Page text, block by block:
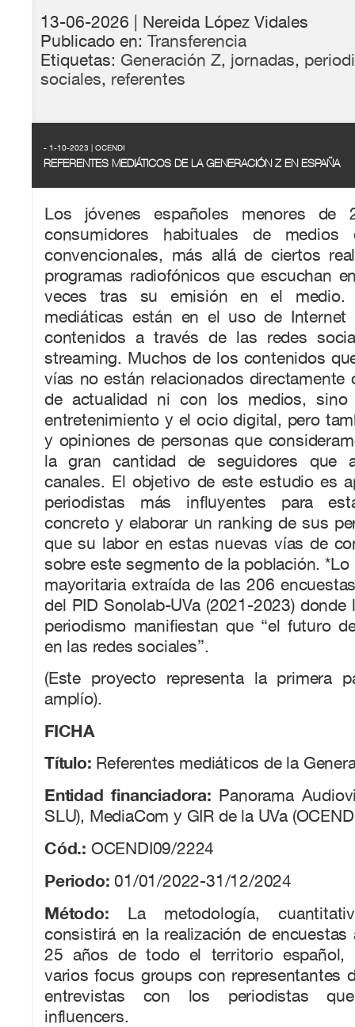
13-06-2026 | Nereida López Vidales
Publicado en: Transferencia
Etiquetas: Generación Z, jornadas,
sociales, referentes
- 1-10-2023 | OCENDI
REFERENTES MEDIÁTICOS DE LA GENERACIÓN Z EN ESPAÑA
Los jóvenes españoles menores
consumidores habituales de medios
convencionales, más allá de ciertos
programas radiofónicos que escuchan
veces tras su emisión en el medio.
mediáticas están en el uso de
contenidos a través de las redes
streaming. Muchos de los contenidos
vías no están relacionados directamente
de actualidad ni con los medios,
entretenimiento y el ocio digital, pero
y opiniones de personas que
la gran cantidad de seguidores que
canales. El objetivo de este estudio es
periodistas más influyentes para
concreto y elaborar un ranking de sus
que su labor en estas nuevas vías de
sobre este segmento de la población.
mayoritaria extraída de las 206
del PID Sonolab-UVa (2021-2023)
periodismo manifiestan que “el futuro
en las redes sociales”.
(Este proyecto representa la primera
amplío).
FICHA
Título: Referentes mediáticos de la
Entidad financiadora: Panorama
SLU), MediaCom y GIR de la UVa
Cód.: OCENDI09/2224
Periodo: 01/01/2022-31/12/2024
Método: La metodología,
consistirá en la realización de
25 años de todo el territorio español,
varios focus groups con representantes
entrevistas con los periodistas
influencers.